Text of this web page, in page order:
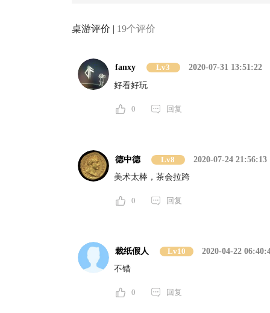
桌游评价 | 19个评价
fanxy Lv3
2020-07-31 13:51:22
好看好玩
0 回复
德中德 Lv8
2020-07-24 21:56:13
美术太棒，茶会拉跨
0 回复
裁纸假人 Lv10
2020-04-22
不错
0 回复